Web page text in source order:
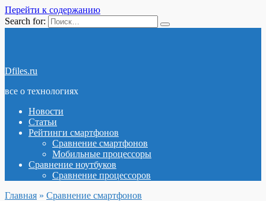
Перейти к содержанию
Search for:
Dfiles.ru
все о технологиях
Новости
Статьи
Рейтинги смартфонов
Сравнение смартфонов
Мобильные процессоры
Сравнение ноутбуков
Сравнение процессоров
Главная » Сравнение смартфонов